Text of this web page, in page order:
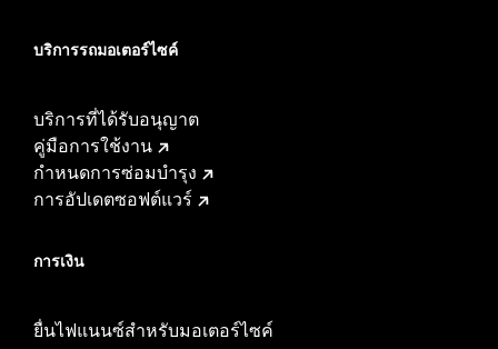
บริการรถมอเตอร์ไซค์​
บริการที่ได้รับอนุญาต
คู่มือการใช้งาน
กำหนดการซ่อมบำรุง
การอัปเดตซอฟต์แวร์
การเงิน
ยื่นไฟแนนซ์สำหรับมอเตอร์ไซค์